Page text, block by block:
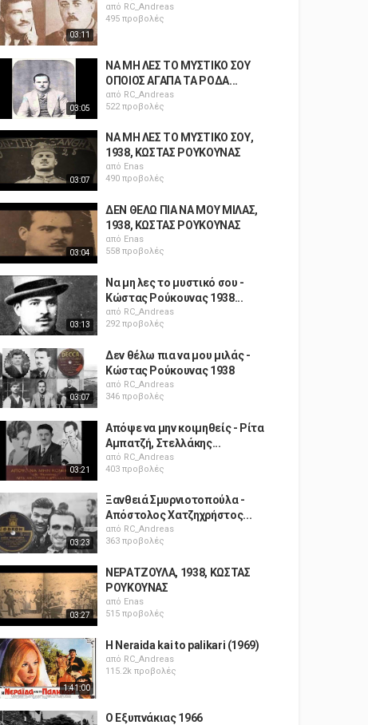
03:11
από RC_Andreas
495 προβολές
03:05
ΝΑ ΜΗ ΛΕΣ ΤΟ ΜΥΣΤΙΚΟ ΣΟΥ
ΟΠΟΙΟΣ ΑΓΑΠΑ ΤΑ ΡΟΔΑ...
από RC_Andreas
522 προβολές
03:07
ΝΑ ΜΗ ΛΕΣ ΤΟ ΜΥΣΤΙΚΟ ΣΟΥ,
1938, ΚΩΣΤΑΣ ΡΟΥΚΟΥΝΑΣ
από Enas
490 προβολές
03:04
ΔΕΝ ΘΕΛΩ ΠΙΑ ΝΑ ΜΟΥ ΜΙΛΑΣ,
1938, ΚΩΣΤΑΣ ΡΟΥΚΟΥΝΑΣ
από Enas
558 προβολές
03:13
Να μη λες το μυστικό σου -
Κώστας Ρούκουνας 1938...
από RC_Andreas
292 προβολές
03:07
Δεν θέλω πια να μου μιλάς -
Κώστας Ρούκουνας 1938
από RC_Andreas
346 προβολές
03:21
Απόψε να μην κοιμηθείς - Ρίτα
Αμπατζή, Στελλάκης...
από RC_Andreas
403 προβολές
03:23
Ξανθειά Σμυρνιοτοπούλα -
Απόστολος Χατζηχρήστος...
από RC_Andreas
363 προβολές
03:27
ΝΕΡΑΤΖΟΥΛΑ, 1938, ΚΩΣΤΑΣ
ΡΟΥΚΟΥΝΑΣ
από Enas
515 προβολές
1:41:00
H Neraida kai to palikari (1969)
από RC_Andreas
115.2k προβολές
Ο Εξυπνάκιας 1966